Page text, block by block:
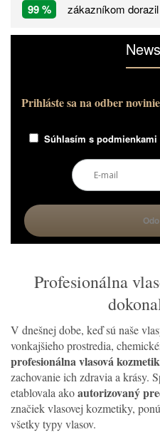
99 % zákazníkom
Prihláste sa na odber
Súhlasím s
Profesionálna
V dnešnej dobe, keď sú naše
vonkajšieho prostredia,
profesionálna vlasová
zachovanie ich zdravia a krásy.
etablovala akoautorizovaný
značiek vlasovej kozmetiky,
všetky typy vlasov.